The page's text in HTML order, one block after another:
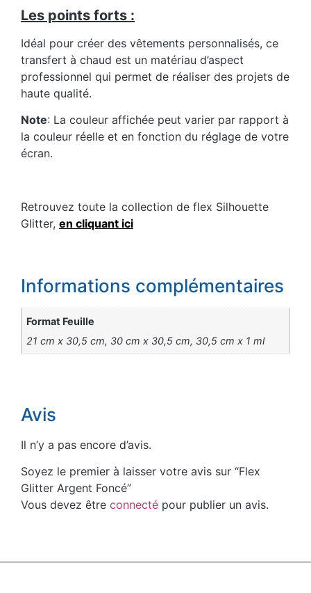
Les points forts :
Idéal pour créer des vêtements personnalisés, ce
transfert à chaud est un matériau d’aspect
professionnel qui permet de réaliser des projets de
haute qualité.
Note: La couleur affichée peut varier par rapport à
la couleur réelle et en fonction du réglage de votre
écran.
Retrouvez toute la collection de flex Silhouette
Glitter, en cliquant ici
Informations complémentaires
Format Feuille
21 cm x 30,5 cm, 30 cm x 30,5 cm, 30,5 cm x 1 ml
Avis
Il n’y a pas encore d’avis.
Soyez le premier à laisser votre avis sur “Flex
Glitter Argent Foncé”
Vous devez être connecté pour publier un avis.